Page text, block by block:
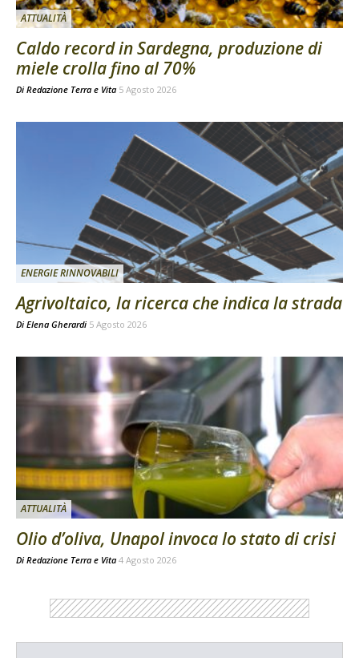
ATTUALITÀ
Caldo record in Sardegna, produzione di
miele crolla fino al 70%
Di Redazione Terra e Vita 5 Agosto 2026
ENERGIE RINNOVABILI
Agrivoltaico, la ricerca che indica la strada
Di Elena Gherardi 5 Agosto 2026
ATTUALITÀ
Olio d’oliva, Unapol invoca lo stato di crisi
Di Redazione Terra e Vita 4 Agosto 2026